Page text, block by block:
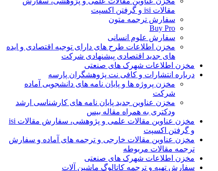
مقالات isi و گرفتن اکسپت
سفارش ترجمه متون
Buy Pro
سفارش علوم انسانی
مخزن اطلاعات طرح های دارای توجیه اقتصادی و ایده
های جدید اقتصادی پیشنهادی شرکت
مخزن اطلاعات شهرک های صنعتی
درباره انتشارات و کافی نت پژوهشگران پارسه
مخزن پروژه ها و پایان نامه های دانشجویی آماده
شرکت
مخزن عناوین جدید پایان نامه های کارشناسی ارشد
ودکتری به همراه مقاله بیس
مخزن عناوین مقالات علمی و پژوهشی، سفارش مقالات isi
و گرفتن اکسپت
مخزن عناوین مقالات خارجی و ترجمه های آماده و سفارش
ترجمه مقالات مربوطه
مخزن اطلاعات شهرک های صنعتی
سفارش تهیه و ترجمه کاتالوگ ماشین آلات